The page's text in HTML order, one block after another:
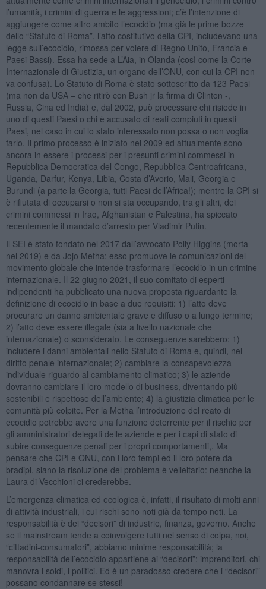
l’umanità, i crimini di guerra e le aggressioni; c’è l’intenzione di
aggiungere come altro ambito l’ecocidio (ma già le prime bozze
dello “Statuto di Roma”, l’atto costitutivo della CPI, includevano una
legge sull’ecocidio, rimossa per volere di Regno Unito, Francia e
Paesi Bassi). Essa ha sede a L’Aia, in Olanda (così come la Corte
Internazionale di Giustizia, un organo dell’ONU, con cui la CPI non
va confusa). Lo Statuto di Roma è stato sottoscritto da 123 Paesi
(ma non da USA – che ritirò con Bush jr la firma di Clinton -,
Russia, Cina ed India) e, dal 2002, può processare chi risiede in
uno di questi Paesi o chi è accusato di reati compiuti in questi
Paesi, nel caso in cui lo stato interessato non possa o non voglia
farlo. Il primo processo è iniziato nel 2009 ed attualmente sono
ancora in essere i processi per i presunti crimini commessi in
Repubblica Democratica del Congo, Repubblica Centroafricana,
Uganda, Darfur, Kenya, Libia, Costa d’Avorio, Mali, Georgia e
Burundi (a parte la Georgia, tutti Paesi dell’Africa!); mentre la CPI si
è rifiutata di occuparsi o non si sta occupando, tra gli altri, dei
crimini commessi in Iraq, Afghanistan e Palestina, ha spiccato
recentemente il mandato d’arresto per Vladimir Putin.
Il SEI è stato fondato nel 2017 dall’avvocato Polly Higgins (morta
nel 2019) e da Jojo Metha: esso promuove le comunicazioni del
movimento globale che intende trasformare l’ecocidio in un crimine
internazionale. Il 22 giugno 2021, il suo comitato di esperti
indipendenti ha pubblicato una nuova proposta riguardante la
definizione di ecocidio in base a due requisiti: 1) l’atto deve
procurare un danno ambientale grave e diffuso o a lungo termine;
2) l’atto deve essere illegale (sia a livello nazionale che
internazionale) o sconsiderato. Le conseguenze sarebbero: 1)
includere i danni ambientali nello Statuto di Roma e, quindi, nel
diritto penale internazionale; 2) cambiare la consapevolezza
individuale riguardo al cambiamento climatico; 3) le aziende
dovranno cambiare il loro modello di business, diventando più
sostenibili e rispettose dell’ambiente; 4) la giustizia climatica per le
comunità più colpite. Per la Metha l’introduzione del reato di
ecocidio potrebbe avere una funzione deterrente per il rischio per
gli amministratori delegati delle aziende e per i capi di stato di
subire conseguenze penali per i propri comportamenti,. Ma
pensare che CPI e ONU, con i loro tempi ed il loro potere da
bradipi, siano la risoluzione del problema è velleitario: neanche la
Laura di Vecchioni ci crederebbe.
L’emergenza climatica ed ecologica è, infatti, il risultato di molti anni
di attività industriali, i cui rischi sono noti già da tempo noti. La
responsabilità è dei “decisori” di industrie, finanza, governo. Anche
se il mainstream tende a coinvolgere tutti nel senso di colpa, noi,
“cittadini-consumatori”, abbiamo minime responsabilità; la
responsabilità dell’ecocidio appartiene ai “decisori”: imprenditori, chi
manovra i soldi, i politici. Ed è un paradosso credere che i “decisori”
possano condannare se stessi!